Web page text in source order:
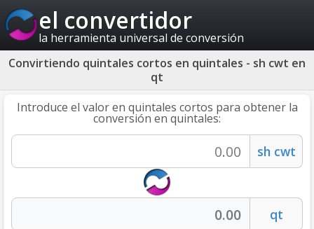
el convertidor
la herramienta universal de conversión
Convirtiendo quintales cortos en quintales - sh cwt en
qt
Introduce el valor en quintales cortos para obtener la
conversión en quintales: